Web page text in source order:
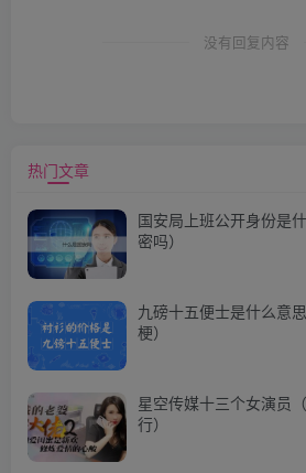
没有回复内容
热门文章
国安局上班公开身份是
密吗）
九磅十五便士是什么意
梗）
星空传媒十三个女演员
行）